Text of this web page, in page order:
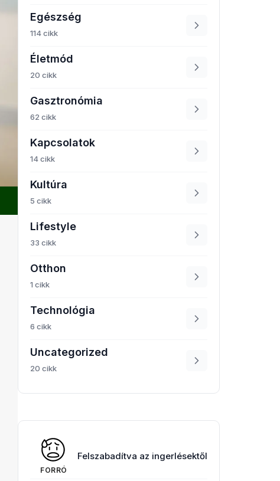
Egészség
114 cikk
Életmód
20 cikk
Gasztronómia
62 cikk
Kapcsolatok
14 cikk
Kultúra
5 cikk
Lifestyle
33 cikk
Otthon
1 cikk
Technológia
6 cikk
Uncategorized
20 cikk
FORRÓ
Felszabadítva az ingerlésektől